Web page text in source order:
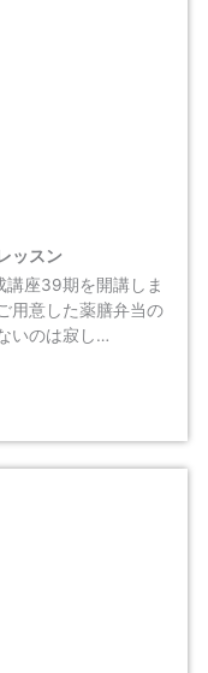
ッスン
講座39期を開講しま
用意した薬膳弁当の
いのは寂し…